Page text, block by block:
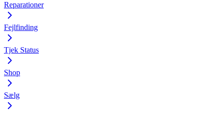
Reparationer
Fejlfinding
Tjek Status
Shop
Sælg